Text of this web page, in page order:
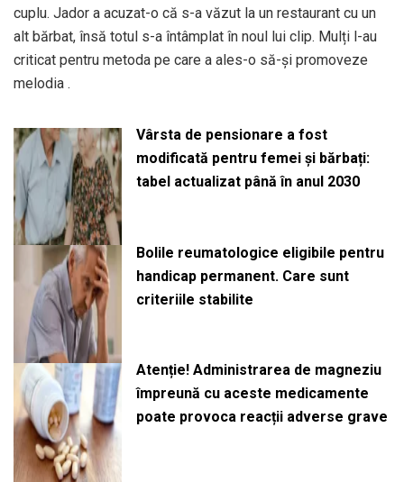
cuplu. Jador a acuzat-o că s-a văzut la un restaurant cu un
alt bărbat, însă totul s-a întâmplat în noul lui clip. Mulți l-au
criticat pentru metoda pe care a ales-o să-și promoveze
melodia .
Vârsta de pensionare a fost
modificată pentru femei și bărbați:
tabel actualizat până în anul 2030
Bolile reumatologice eligibile pentru
handicap permanent. Care sunt
criteriile stabilite
Atenție! Administrarea de magneziu
împreună cu aceste medicamente
poate provoca reacții adverse grave